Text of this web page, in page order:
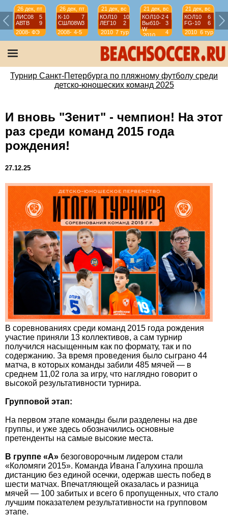
26 дек, пт
ЛИС08
5
АВТВ
9
2008-
2009
ФЭ
26 дек, пт
К-10
7
СШЛ08W3
2008-
2009
4-5
21 дек, вс
КОЛ10
10
ЛЕГ10
2
2010 7 тур
21 дек, вс
КОЛ10-24
Выб10-
W
3
2010
4
тур
21 дек, вс
КОЛ10
6
FG-10
6
2010 6 тур
Турнир Санкт-Петербурга по пляжному футболу среди
детско-юношеских команд 2025
И вновь "Зенит" - чемпион! На этот
раз среди команд 2015 года
рождения!
27.12.25
В соревнованиях среди команд 2015 года рождения
участие приняли 13 коллективов, а сам турнир
получился насыщенным как по формату, так и по
содержанию. За время проведения было сыграно 44
матча, в которых команды забили 485 мячей — в
среднем 11,02 гола за игру, что наглядно говорит о
высокой результативности турнира.
Групповой этап:
На первом этапе команды были разделены на две
группы, и уже здесь обозначились основные
претенденты на самые высокие места.
В группе «А» безоговорочным лидером стали
«Коломяги 2015». Команда Ивана Галухина прошла
дистанцию без единой осечки, одержав шесть побед в
шести матчах. Впечатляющей оказалась и разница
мячей — 100 забитых и всего 6 пропущенных, что стало
лучшим показателем результативности на групповом
этапе.